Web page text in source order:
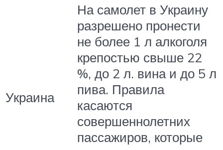
Украина
На самолет в Украину
разрешено пронести
не более 1 л алкоголя
крепостью свыше 22
%, до 2 л. вина и до 5 л
пива. Правила
касаются
совершеннолетних
пассажиров, которые